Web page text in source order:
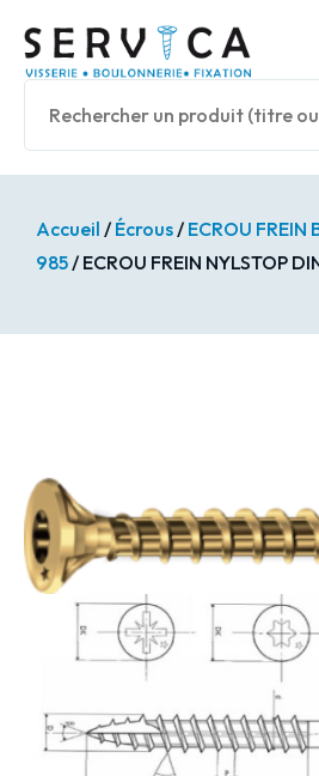
Accueil / Écrous/ ECROU FREIN
985/ ECROU FREIN NYLSTOP